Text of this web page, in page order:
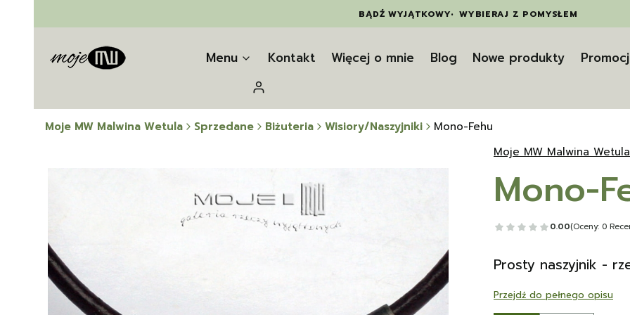
BĄDŹ WYJĄTKOWY• WYBIERAJ Z POMYSŁEM
Menu Kontakt Więcej o mnie Blog Nowe produkty
Zaloguj się
Moje MW Malwina Wetula Sprzedane Biżuteria Wisiory/Naszyjniki
Mono-Fehu
Moje MW Malwina Wetula
Mono-
0.00(Oceny: 0
Prosty naszyjnik -
Przejdź do pełnego opisu